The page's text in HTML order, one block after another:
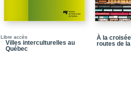
Libre accès
Villes interculturelles au
Québec
À la
routes de